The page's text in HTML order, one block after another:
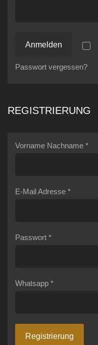
Anmelden
Passwort vergessen?
REGISTRIERUNG
Vorname Nachname *
E-Mail Adresse *
Passwort *
Whatsapp *
Registrierung